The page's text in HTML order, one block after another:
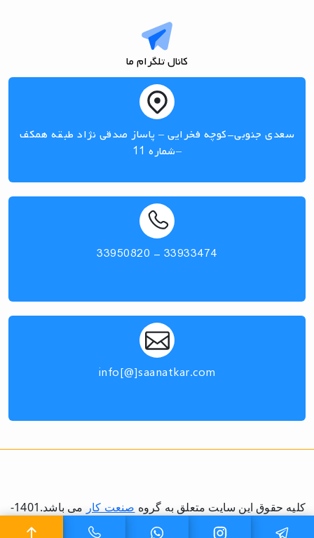
کانال تلگرام ما
سعدی جنوبی-کوچه فخرایی – پاساز صدقی نژاد طبقه همکف
–شماره 11
33933474 - 33950820
info[@]saanatkar.com
کلیه حقوق این سایت متعلق به گروه صنعت کار
می باشد.1401-
1404